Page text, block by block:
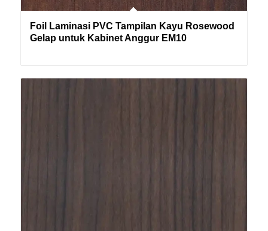
Foil Laminasi PVC Tampilan Kayu Rosewood
Gelap untuk Kabinet Anggur EM10